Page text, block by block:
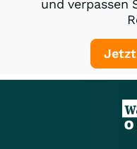
und verpassen
Jetzt